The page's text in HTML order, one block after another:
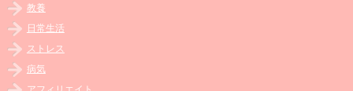
教養
日常生活
ストレス
病気